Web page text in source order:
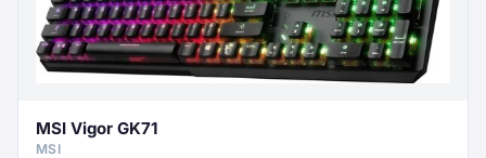
MSI Vigor GK71
MSI